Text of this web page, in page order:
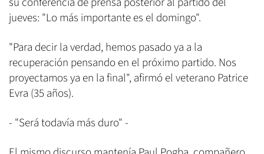
jueves: "Lo más importante es el domingo".
"Para decir la verdad, hemos pasado ya a la
recuperación pensando en el próximo partido. Nos
proyectamos ya en la final", afirmó el veterano Patrice
Evra (35 años).
- "Será todavía más duro" -